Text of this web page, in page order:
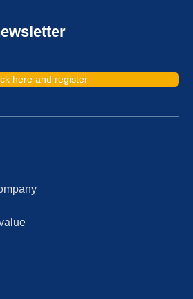
here and register